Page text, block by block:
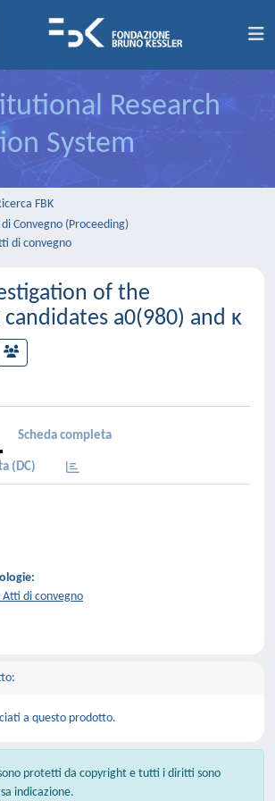
Research
System
FBK
Convegno (Proceeding)
di convegno
of the
a0(980) and κ
Scheda completa
(DC)
di convegno
a questo prodotto.
protetti da copyright e tutti i diritti sono
indicazione.